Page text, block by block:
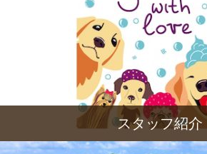
スタッフ紹介